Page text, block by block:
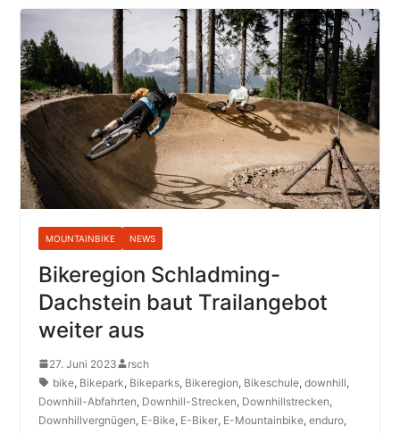
MOUNTAINBIKE NEWS
Bikeregion Schladming-
Dachstein baut Trailangebot
weiter aus
27. Juni 2023
rsch
bike, Bikepark, Bikeparks, Bikeregion, Bikeschule, downhill,
Downhill-Abfahrten, Downhill-Strecken, Downhillstrecken,
Downhillvergnügen, E-Bike, E-Biker, E-Mountainbike, enduro,